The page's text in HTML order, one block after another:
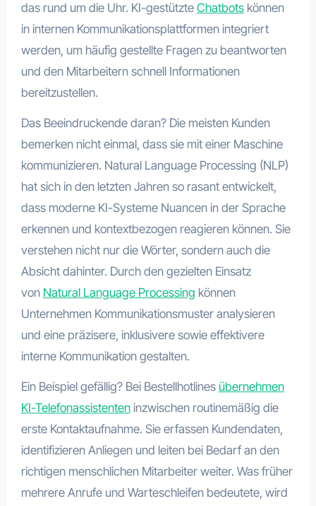
das rund um die Uhr. KI-gestützte Chatbotskönnen
in internen Kommunikationsplattformen integriert
werden, um häufig gestellte Fragen zu beantworten
und den Mitarbeitern schnell Informationen
bereitzustellen.
Das Beeindruckende daran? Die meisten Kunden
bemerken nicht einmal, dass sie mit einer Maschine
kommunizieren. Natural Language Processing (NLP)
hat sich in den letzten Jahren so rasant entwickelt,
dass moderne KI-Systeme Nuancen in der Sprache
erkennen und kontextbezogen reagieren können. Sie
verstehen nicht nur die Wörter, sondern auch die
Absicht dahinter. Durch den gezielten Einsatz
von Natural Language Processing können
Unternehmen Kommunikationsmuster analysieren
und eine präzisere, inklusivere sowie effektivere
interne Kommunikation gestalten.
Ein Beispiel gefällig? Bei Bestellhotlines übernehmen
KI-Telefonassistenteninzwischen routinemäßig die
erste Kontaktaufnahme. Sie erfassen Kundendaten,
identifizieren Anliegen und leiten bei Bedarf an den
richtigen menschlichen Mitarbeiter weiter. Was früher
mehrere Anrufe und Warteschleifen bedeutete, wird